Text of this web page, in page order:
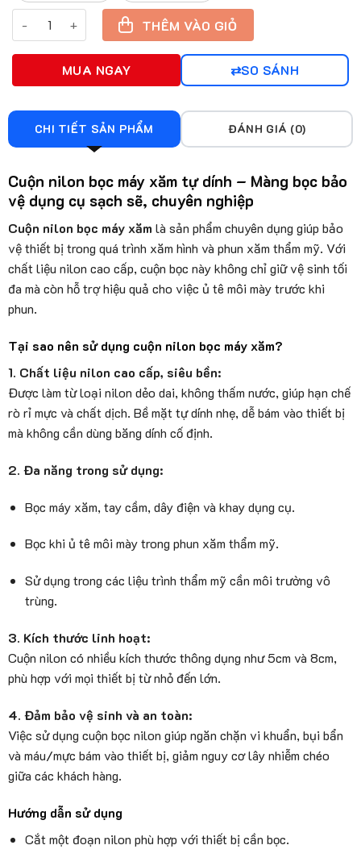
Cuộn nilon bọc máy xăm số lượng
THÊM VÀO GIỎ
MUA NGAY SO SÁNH
CHI TIẾT SẢN PHẨM ĐÁNH GIÁ (0)
Cuộn nilon bọc máy xăm tự dính – Màng bọc bảo
vệ dụng cụ sạch sẽ, chuyên nghiệp
Cuộn nilon bọc máy xăm là sản phẩm chuyên dụng giúp bảo
vệ thiết bị trong quá trình xăm hình và phun xăm thẩm mỹ. Với
chất liệu nilon cao cấp, cuộn bọc này không chỉ giữ vệ sinh tối
đa mà còn hỗ trợ hiệu quả cho việc ủ tê môi mày trước khi
phun.
Tại sao nên sử dụng cuộn nilon bọc máy xăm?
1. Chất liệu nilon cao cấp, siêu bền:
Được làm từ loại nilon dẻo dai, không thấm nước, giúp hạn chế
rò rỉ mực và chất dịch. Bề mặt tự dính nhẹ, dễ bám vào thiết bị
mà không cần dùng băng dính cố định.
2. Đa năng trong sử dụng:
Bọc máy xăm, tay cầm, dây điện và khay dụng cụ.
Bọc khi ủ tê môi mày trong phun xăm thẩm mỹ.
Sử dụng trong các liệu trình thẩm mỹ cần môi trường vô
trùng.
3. Kích thước linh hoạt:
Cuộn nilon có nhiều kích thước thông dụng như 5cm và 8cm,
phù hợp với mọi thiết bị từ nhỏ đến lớn.
4. Đảm bảo vệ sinh và an toàn:
Việc sử dụng cuộn bọc nilon giúp ngăn chặn vi khuẩn, bụi bẩn
và máu/mực bám vào thiết bị, giảm nguy cơ lây nhiễm chéo
giữa các khách hàng.
Hướng dẫn sử dụng
Cắt một đoạn nilon phù hợp với thiết bị cần bọc.